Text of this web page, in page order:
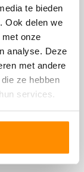
te bieden
Ook delen we
onze
analyse. Deze
met andere
ze hebben
services.